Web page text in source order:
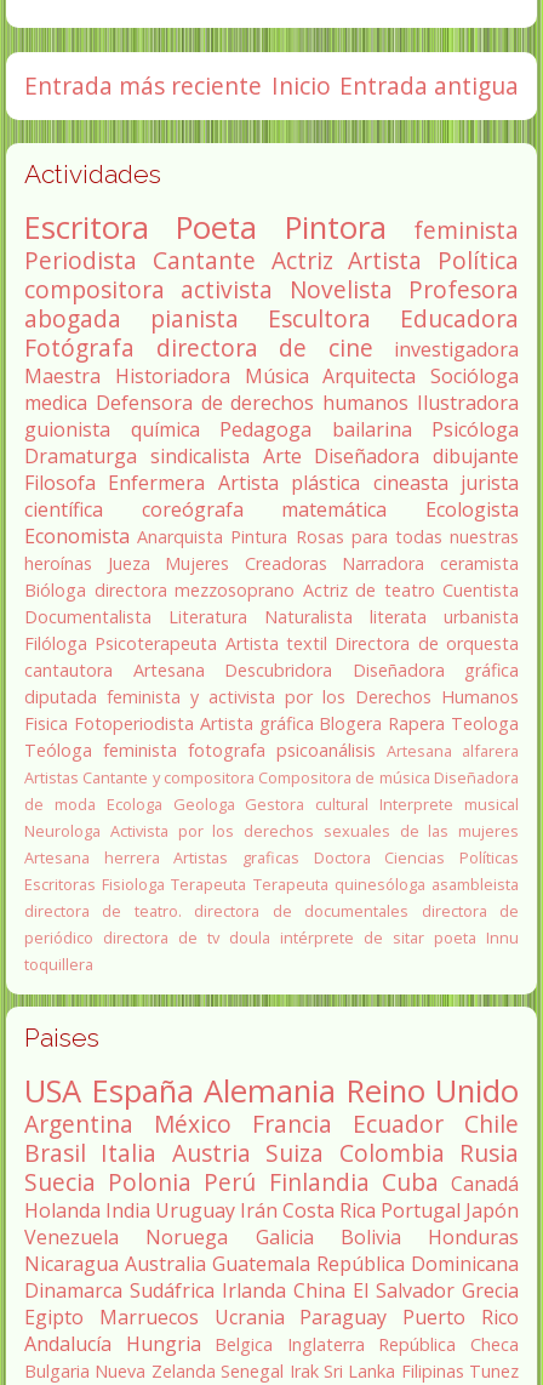
Entrada más reciente Entrada antigua
Inicio
Actividades
Escritora Poeta Pintora
feminista
Periodista Cantante Actriz Artista
Política
compositora activista Novelista
Profesora
abogada
pianista Escultora
Educadora
Fotógrafa
directora de cine
investigadora
Maestra
Historiadora Música Arquitecta Socióloga
medica Defensora de derechos humanos Ilustradora
guionista
química Pedagoga bailarina
Psicóloga
Dramaturga sindicalista Arte Diseñadora dibujante
Filosofa Enfermera Artista plástica cineasta jurista
científica
coreógrafa matemática
Ecologista
Economista Anarquista Pintura Rosas para todas nuestras
heroínas
Jueza Mujeres Creadoras Narradora
ceramista
Bióloga directora mezzosoprano Actriz de teatro Cuentista
Documentalista
Literatura Naturalista literata
urbanista
Filóloga Psicoterapeuta Artista textil Directora de orquesta
cantautora
Artesana Descubridora
Diseñadora gráfica
diputada feminista y activista por los Derechos Humanos
Fisica Fotoperiodista Artista gráfica Blogera Rapera Teologa
Teóloga feminista fotografa psicoanálisis Artesana alfarera
Artistas Cantante y compositora Compositora de música Diseñadora
de moda
Ecologa Geologa Gestora cultural
Interprete musical
Neurologa Activista por los derechos sexuales de las mujeres
Artesana herrera
Artistas graficas
Doctora Ciencias Políticas
Escritoras Fisiologa Terapeuta Terapeuta quinesóloga asambleista
directora de teatro.
directora de documentales
directora de
periódico directora de tv doula intérprete de sitar poeta Innu
toquillera
Paises
USA España Alemania Reino Unido
Argentina México Francia Ecuador
Chile
Brasil Italia Austria Suiza Colombia Rusia
Suecia Polonia Perú Finlandia Cuba Canadá
Holanda India Uruguay Irán Costa Rica Portugal Japón
Venezuela
Noruega Galicia Bolivia
Honduras
Nicaragua Australia Guatemala República Dominicana
Dinamarca Sudáfrica Irlanda China El Salvador Grecia
Egipto
Marruecos Ucrania Paraguay
Puerto Rico
Andalucía
Hungria Belgica Inglaterra
República Checa
Bulgaria Nueva Zelanda Senegal Irak Sri Lanka Filipinas Tunez